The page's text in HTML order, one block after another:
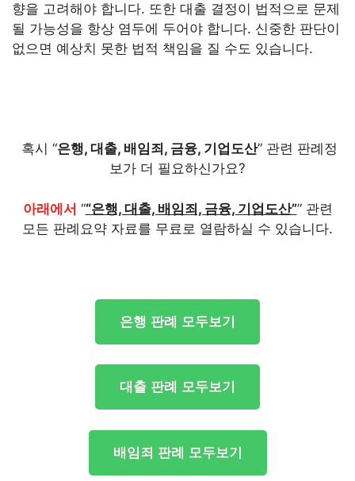
향을 고려해야 합니다. 또한 대출 결정이 법적으로 문제
될 가능성을 항상 염두에 두어야 합니다. 신중한 판단이
없으면 예상치 못한 법적 책임을 질 수도 있습니다.
혹시 “은행, 대출, 배임죄, 금융, 기업도산” 관련 판례정
보가 더 필요하신가요?
아래에서 ““은행, 대출, 배임죄, 금융, 기업도산”” 관련
모든 판례요약 자료를 무료로 열람하실 수 있습니다.
은행 판례 모두보기
대출 판례 모두보기
배임죄 판례 모두보기